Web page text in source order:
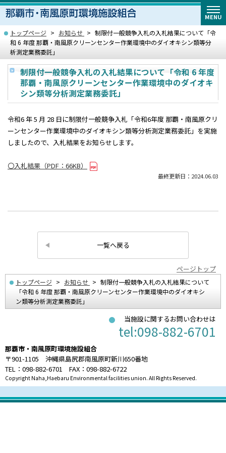
MENU
トップページ お知らせ
制限付一般競争入札の入札結果について「令
和 6 年度 那覇・南風原クリーンセンター作業環境中のダイオキシン類等分
析測定業務委託」
制限付一般競争入札の入札結果について「令和 6 年度
那覇・南風原クリーンセンター作業環境中のダイオキ
シン類等分析測定業務委託」
令和6 年 5 月 28 日に制限付一般競争入札「令和6年度 那覇・南風原クリ
ーンセンター作業環境中のダイオキシン類等分析測定業務委託」を実施
しましたので、入札結果をお知らせします。
〇入札結果（PDF：66KB）
最終更新日：2024.06.03
一覧へ戻る
ページトップ
トップページ お知らせ
制限付一般競争入札の入札結果について
「令和 6 年度 那覇・南風原クリーンセンター作業環境中のダイオキシ
ン類等分析測定業務委託」
当施設に関するお問い合わせは
tel:098-882-6701
那覇市・南風原町環境施設組合
〒901-1105 沖縄県島尻郡南風原町新川650番地
TEL：098-882-6701 FAX：098-882-6722
Copyright Naha,Haebaru Environmental facilities union. All Rights Reserved.